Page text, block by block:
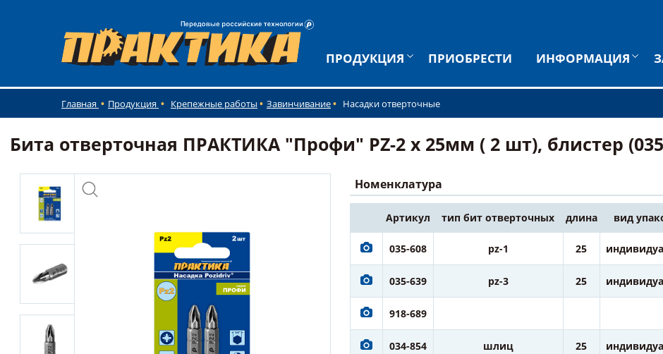
ПРОДУКЦИЯ ПРИОБРЕСТИ ИНФОРМАЦИЯ
Главная Продукция Крепежные работы Завинчивание Насадки отверточные
Бита отверточная ПРАКТИКА "Профи" PZ-2 х 25мм ( 2 шт), блистер
Номенклатура
Артикул тип бит отверточных длина вид
035-608 pz-1 25
035-639 pz-3 25
918-689
034-854 шлиц 25